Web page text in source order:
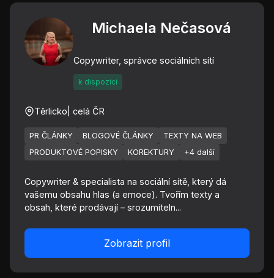
Michaela Nečasová
Copywriter, správce sociálních sítí
k dispozici
Těrlicko | celá ČR
PR ČLÁNKY BLOGOVÉ ČLÁNKY
TEXTY NA WEB
PRODUKTOVÉ POPISKY
KOREKTURY +4 další
Copywriter & specialista na sociální sítě, který dá
vašemu obsahu hlas (a emoce). Tvořím texty a
obsah, které prodávají – srozumiteln...
Zobrazit profil